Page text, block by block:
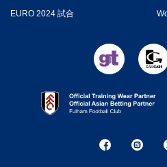
EURO 2024 試合